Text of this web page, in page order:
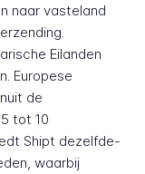
naar vasteland
Eilanden
Europese
de
tot 10
Shipt dezelfde-
waarbij